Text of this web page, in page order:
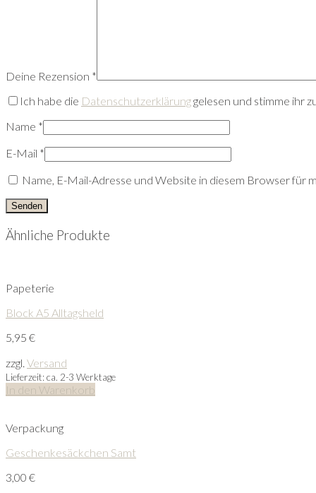
Deine Rezension *
Ich habe die Datenschutzerklärunggelesen und stimme ihr
Name *
E-Mail *
Name, E-Mail-Adresse und Website in diesem Browser für
Ähnliche Produkte
Papeterie
Block A5 Alltagsheld
5,95 €
zzgl. Versand
Lieferzeit: ca. 2-3 Werktage
In den Warenkorb
Verpackung
Geschenkesäckchen Samt
3,00 €